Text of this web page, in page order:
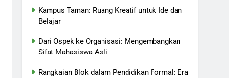
Kampus Taman: Ruang Kreatif untuk Ide dan
Belajar
Dari Ospek ke Organisasi: Mengembangkan
Sifat Mahasiswa Asli
Rangkaian Blok dalam Pendidikan Formal: Era